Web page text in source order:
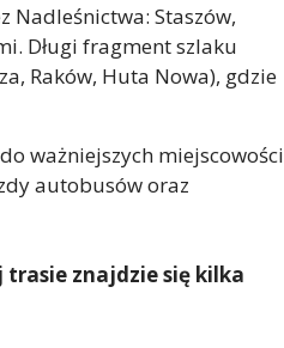
Nadleśnictwa: Staszów,
Długi fragment szlaku
Raków, Huta Nowa), gdzie
ważniejszych miejscowości
autobusów oraz
trasie znajdzie się kilka